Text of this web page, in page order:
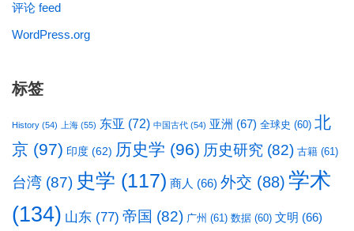
评论 feed
WordPress.org
标签
History (54) 上海 (55) 东亚 (72) 中国古代 (54) 亚洲 (67) 全球史 (60) 北
京 (97) 印度 (62) 历史学 (96) 历史研究 (82) 古籍 (61)
台湾 (87) 史学 (117) 商人 (66) 外交 (88) 学术
(134) 山东 (77) 帝国 (82) 广州 (61) 数据 (60) 文明 (66)